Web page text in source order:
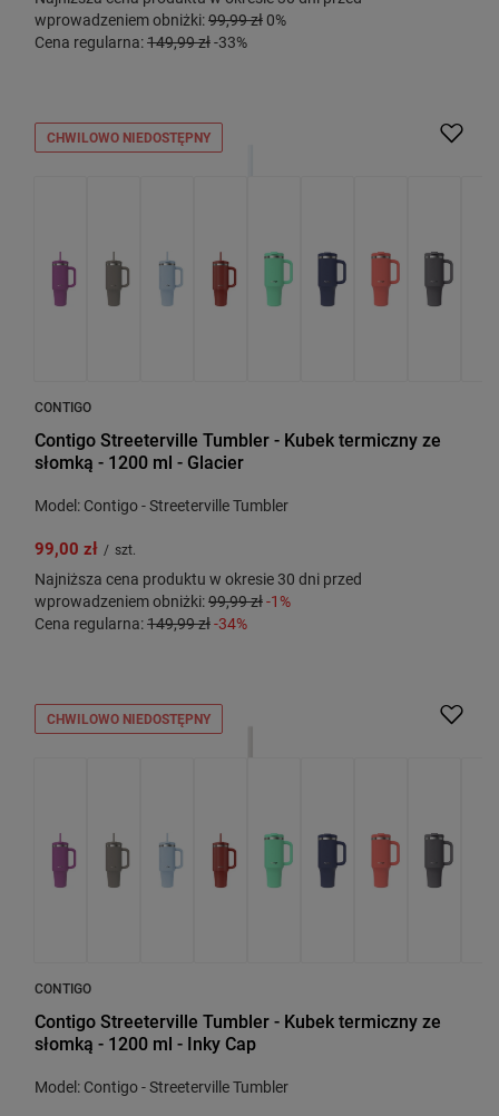
wprowadzeniem obniżki:99,99 zł 0%
Cena regularna:149,99 zł-33%
CHWILOWO NIEDOSTĘPNY
CONTIGO
Contigo Streeterville Tumbler - Kubek termiczny ze
słomką - 1200 ml - Glacier
Model: Contigo - Streeterville Tumbler
99,00 zł / szt.
Najniższa cena produktu w okresie 30 dni przed
wprowadzeniem obniżki:99,99 zł-1%
Cena regularna:149,99 zł-34%
CHWILOWO NIEDOSTĘPNY
CONTIGO
Contigo Streeterville Tumbler - Kubek termiczny ze
słomką - 1200 ml - Inky Cap
Model: Contigo - Streeterville Tumbler